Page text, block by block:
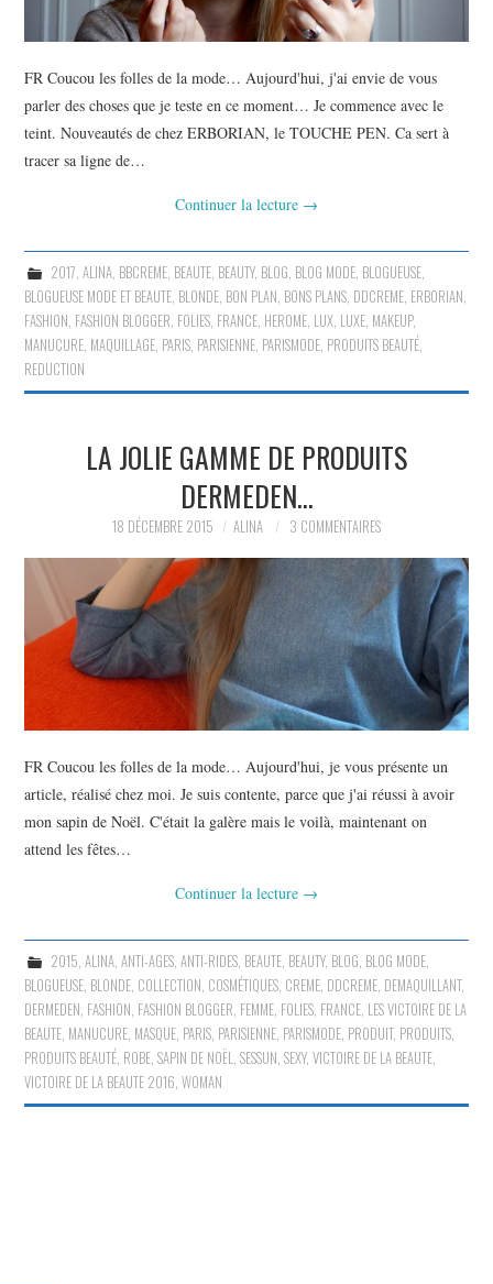
GRAIN DE FOLIE ET MES
PETITS TUYAUX…
FR Coucou les folles de la mode… Aujourd'hui, j'ai envie de vous
parler des choses que je teste en ce moment… Je commence avec le
teint. Nouveautés de chez ERBORIAN, le TOUCHE PEN. Ca sert à
tracer sa ligne de…
Continuer la lecture →
2017 ALINA, BBCREME, BEAUTE, BEAUTY, BLOG BLOG MODE, BLOGUEUSE,
BLOGUEUSE MODE ET BEAUTE BLONDE BON PLAN BONS PLANS DDCREME ERBORIAN
FASHION FASHION BLOGGER FOLIES FRANCE HEROME LUX LUXE MAKEUP,
MANUCURE MAQUILLAGE PARIS PARISIENNE PARISMODE PRODUITS BEAUTÉ
REDUCTION
LA JOLIE GAMME DE PRODUITS
DERMEDEN…
18 DÉCEMBRE 2015 ALINA 3 COMMENTAIRES
FR Coucou les folles de la mode… Aujourd'hui, je vous présente un
article, réalisé chez moi. Je suis contente, parce que j'ai réussi à avoir
mon sapin de Noël. C'était la galère mais le voilà, maintenant on
attend les fêtes…
Continuer la lecture →
2015, ALINA, ANTI-AGES, ANTI-RIDES, BEAUTE, BEAUTY, BLOG, BLOG MODE,
BLOGUEUSE, BLONDE, COLLECTION, COSMÉTIQUES, CREME, DDCREME, DEMAQUILLANT,
DERMEDEN, FASHION, FASHION BLOGGER, FEMME, FOLIES, FRANCE, LES VICTOIRE DE LA
BEAUTE, MANUCURE, MASQUE, PARIS, PARISIENNE, PARISMODE, PRODUIT, PRODUITS,
PRODUITS BEAUTÉ, ROBE,SAPIN DE NOËL,SESSUN,SEXY,VICTOIRE DE LA BEAUTE,
VICTOIRE DE LA BEAUTE 2016,WOMAN